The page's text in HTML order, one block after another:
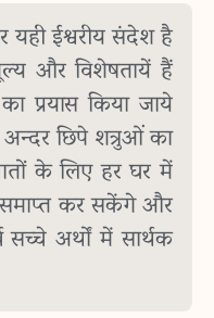
यही ईश्वरीय संदेश है
और विशेषतायें हैं
प्रयास किया जाये
छिपे शत्रुओं का
के लिए हर घर में
समाप्त कर सकेंगे और
सच्चे अर्थों में सार्थक